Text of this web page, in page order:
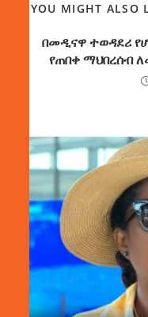
YOU MIGHT ALSO
በመዲናዋ ተወዳደሪ
የጠበቀ ማህበረሰብ